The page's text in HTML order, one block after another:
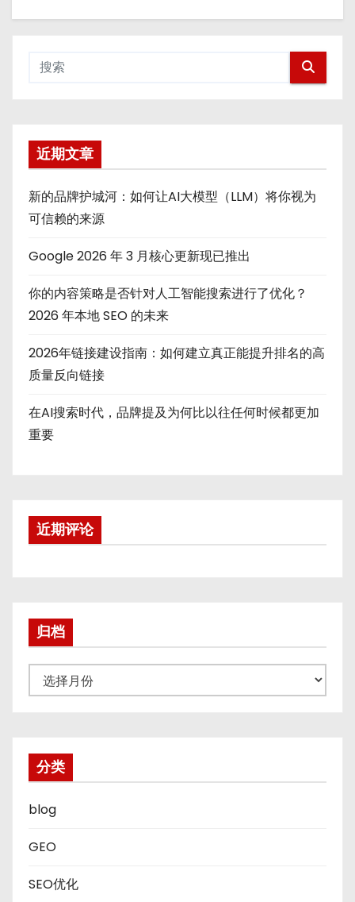
近期文章
新的品牌护城河：如何让AI大模型（LLM）将你视为
可信赖的来源
Google 2026 年 3 月核心更新现已推出
你的内容策略是否针对人工智能搜索进行了优化？
2026 年本地 SEO 的未来
2026年链接建设指南：如何建立真正能提升排名的高
质量反向链接
在AI搜索时代，品牌提及为何比以往任何时候都更加
重要
近期评论
归档
档
分类
blog
GEO
SEO优化